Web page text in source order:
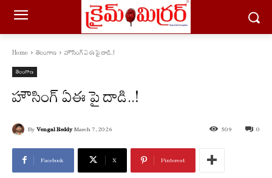
Home తెలంగాణ హౌసింగ్ ఏఈ పై దాడి..!
తెలంగాణ
హౌసింగ్ ఏఈ పై దాడి..!
By Vengal Reddy March 7, 2026 0
509
Facebook X Pinterest